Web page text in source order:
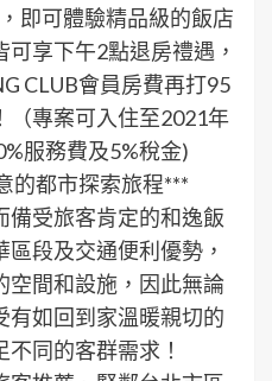
即可體驗精品級的飯店
享下午2點退房禮遇，
CLUB會員房費再打95
（專案可入住至2021年
服務費及5%稅金)
的都市探索旅程***
備受旅客肯定的和逸飯
段及交通便利優勢，
空間和設施，因此無論
有如回到家溫暖親切的
同的客群需求！